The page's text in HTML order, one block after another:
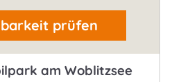
prüfen
am Woblitzsee